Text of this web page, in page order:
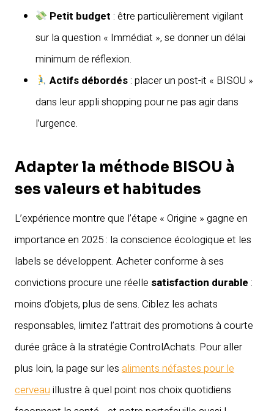
Petit budget : être particulièrement vigilant
sur la question « Immédiat », se donner un délai
minimum de réflexion.
Actifs débordés : placer un post-it « BISOU »
dans leur appli shopping pour ne pas agir dans
l’urgence.
Adapter la méthode BISOU à
ses valeurs et habitudes
L’expérience montre que l’étape « Origine » gagne en
importance en 2025 : la conscience écologique et les
labels se développent. Acheter conforme à ses
convictions procure une réelle satisfaction durable :
moins d’objets, plus de sens. Ciblez les achats
responsables, limitez l’attrait des promotions à courte
durée grâce à la stratégie ControlAchats. Pour aller
plus loin, la page sur les aliments néfastes pour le
cerveauillustre à quel point nos choix quotidiens